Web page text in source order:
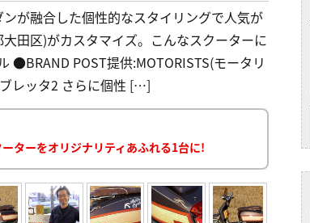
が融合した個性的なスタイリングで人気が
田区)がカスタマイズ。こんなスクーターに
POST提供:MOTORISTS(モータリ
レッタ2 さらに個性 […]
ターをオリジナリティあふれる1台に!